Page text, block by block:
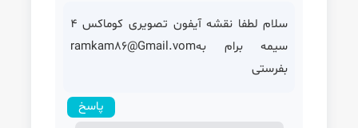
سلام لطفا نقشه آیفون تصویری کوماکس ۴
سیمه برام بهramkam86@Gmail.vom
بفرستی
پاسخ